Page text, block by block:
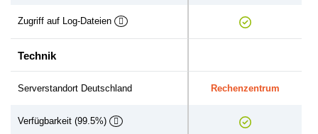
Zugriff auf Log-Dateien
Technik
Serverstandort Deutschland Rechenzentrum
Verfügbarkeit (99.5%)